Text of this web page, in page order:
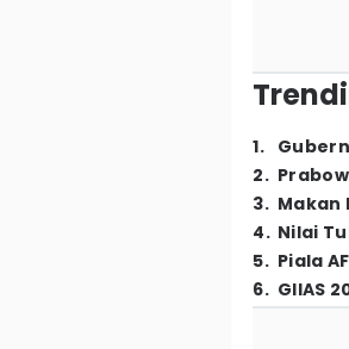
1.
2.
3. Makan
4. Nilai
5. Piala
6. GIIAS